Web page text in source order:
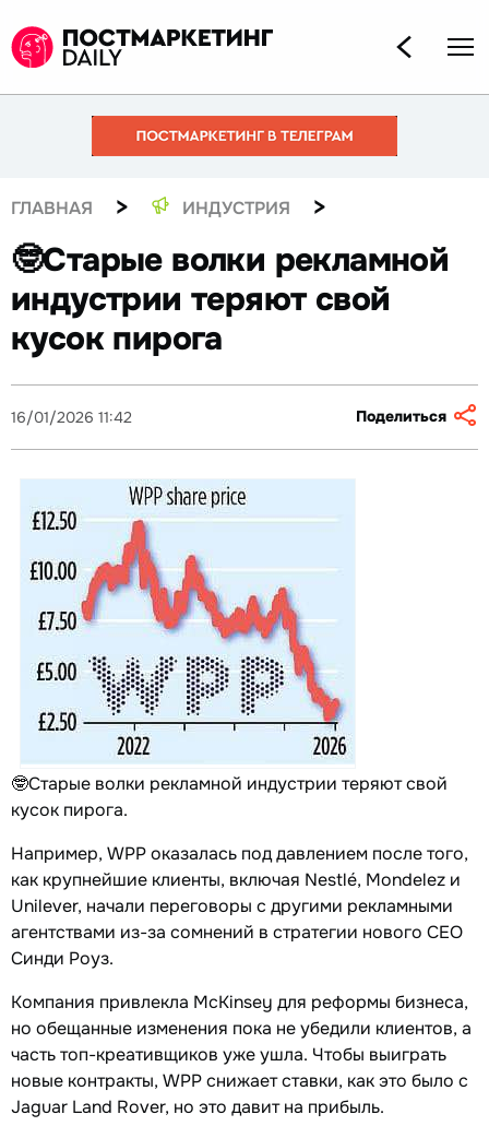
ГЛАВНАЯ > ИНДУСТРИЯ >
🤓Старые волки рекламной
индустрии теряют свой
кусок пирога
16/01/2026 11:42 Поделиться
🤓Старые волки рекламной индустрии теряют свой
кусок пирога.
Например, WPP оказалась под давлением после того,
как крупнейшие клиенты, включая Nestlé, Mondelez и
Unilever, начали переговоры с другими рекламными
агентствами из-за сомнений в стратегии нового CEO
Синди Роуз.
Компания привлекла McKinsey для реформы бизнеса,
но обещанные изменения пока не убедили клиентов, а
часть топ-креативщиков уже ушла. Чтобы выиграть
новые контракты, WPP снижает ставки, как это было с
Jaguar Land Rover, но это давит на прибыль.